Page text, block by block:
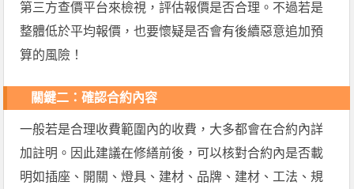
第三方查價平台來檢視，評估報價是否合理。不過若是
整體低於平均報價，也要懷疑是否會有後續惡意追加預
算的風險！
關鍵二：確認合約內容
一般若是合理收費範圍內的收費，大多都會在合約內詳
加註明。因此建議在修繕前後，可以核對合約內是否載
明如插座、開關、燈具、建材、品牌、建材、工法、規